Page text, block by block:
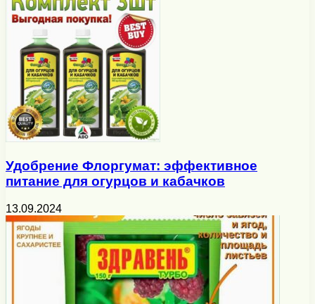
Удобрение Флоргумат: эффективное
питание для огурцов и кабачков
13.09.2024